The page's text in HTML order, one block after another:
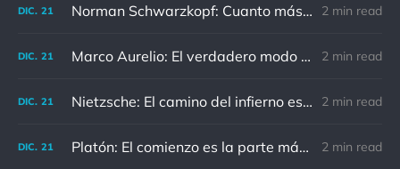
DIC. 21 Norman Schwarzkopf: Cuanto más sudes por la paz, menos sangras por la guerra. 2 min read
DIC. 21 Marco Aurelio: El verdadero modo de vengarse de un enemigo es no parecérsele. 2 min read
DIC. 21 Nietzsche: El camino del infierno está asfaltado de buenas intenciones. 2 min read
DIC. 21 Platón: El comienzo es la parte más importante del trabajo 2 min read